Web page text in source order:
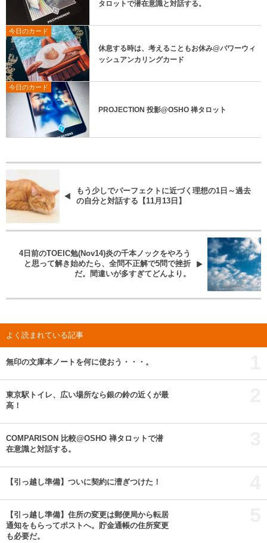
タロットで潜在意識と対話する。
今日のカード
休息する時は、考えることもお休み@パワーウィ
ッシュアンカリングカード
今日のカード
PROJECTION 投影@OSHO 禅タロット
もう少しでパーフェクトに近づく理想の1日～過去
の自分と対話する【11月13日】
4日前のTOEIC勉(Nov14)炎の千本ノックをやろう
と思って解き始めたら、全問不正解で5問で挫折
だ。間違いが多すぎてどんより。
よく読まれている記事
無印の文庫本ノートを何に使おう・・・。
東京駅トイレ、広い場所なら銀の鈴の近くが最
高！
COMPARISON 比較@OSHO 禅タロットで潜
在意識と対話する。
【引っ越し準備】ついに契約に漕ぎつけた！
【引っ越し準備】住所の変更は郵便局から転居
通知をもらってポストへ。貯金通帳の住所変更
も必要だ。